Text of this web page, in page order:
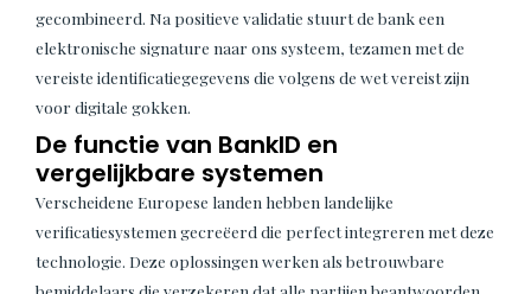
gecombineerd. Na positieve validatie stuurt de bank een
elektronische signature naar ons systeem, tezamen met de
vereiste identificatiegegevens die volgens de wet vereist zijn
voor digitale gokken.
De functie van BankID en
vergelijkbare systemen
Verscheidene Europese landen hebben landelijke
verificatiesystemen gecreëerd die perfect integreren met deze
technologie. Deze oplossingen werken als betrouwbare